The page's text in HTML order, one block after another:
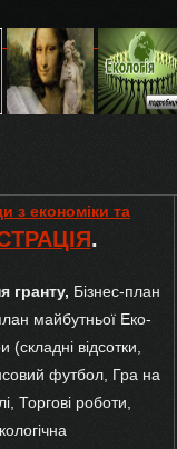
з економіки та
.
гранту, Бізнес-план
майбутньої Еко-
(складні відсотки,
футбол, Гра на
Торгові роботи,